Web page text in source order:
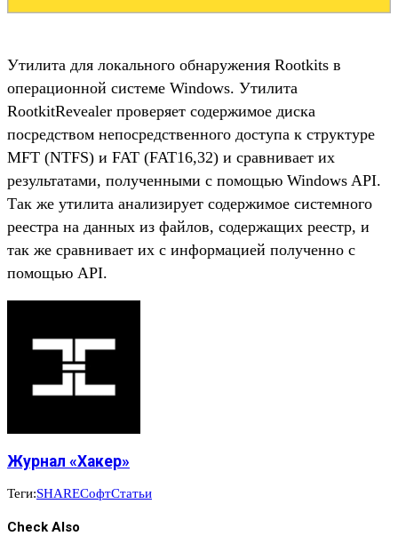
Утилита для локального обнаружения Rootkits в
операционной системе Windows. Утилита
RootkitRevealer проверяет содержимое диска
посредством непосредственного доступа к структуре
MFT (NTFS) и FAT (FAT16,32) и сравнивает их
результатами, полученными с помощью Windows API.
Так же утилита анализирует содержимое системного
реестра на данных из файлов, содержащих реестр, и
так же сравнивает их с информацией полученно с
помощью API.
Журнал «Хакер»
Теги:SHAREСофтСтатьи
Check Also